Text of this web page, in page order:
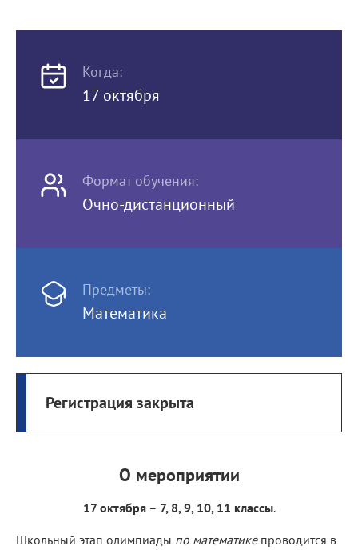
Когда:
17 октября
Формат обучения:
Очно-дистанционный
Предметы:
Математика
Регистрация закрыта
О мероприятии
17 октября– 7, 8, 9, 10, 11 классы.
Школьный этап олимпиады по математикепроводится в